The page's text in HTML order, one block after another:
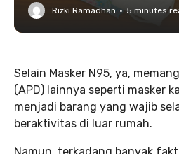
Rizki Ramadhan · 5 minutes
Selain Masker N95, ya,
(APD) lainnya seperti masker
menjadi barang yang wajib
beraktivitas di luar rumah.